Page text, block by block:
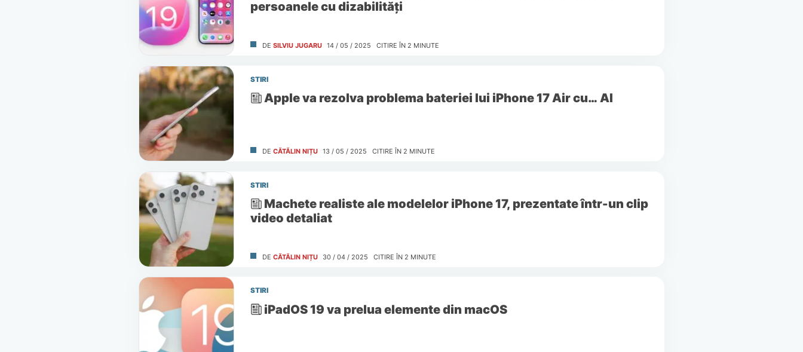
persoanele cu dizabilități
DE SILVIU JUGARU 14 / 05 / 2025 CITIRE ÎN 2 MINUTE
STIRI
Apple va rezolva problema bateriei lui iPhone 17 Air cu… AI
DE CĂTĂLIN NIȚU 13 / 05 / 2025 CITIRE ÎN 2 MINUTE
STIRI
Machete realiste ale modelelor iPhone 17, prezentate într-un clip
video detaliat
DE CĂTĂLIN NIȚU 30 / 04 / 2025 CITIRE ÎN 2 MINUTE
STIRI
iPadOS 19 va prelua elemente din macOS